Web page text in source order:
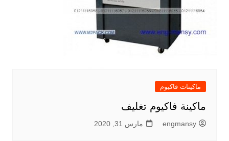
ماكينات فاكيوم
ماكينة فاكيوم تغليف
engmansy مارس 31, 2020